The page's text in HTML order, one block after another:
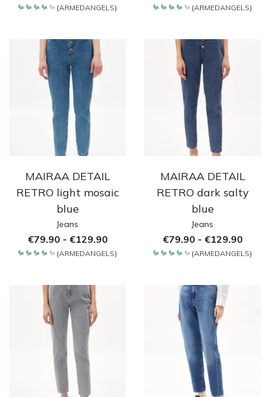
(ARMEDANGELS) (ARMEDANGELS)
MAIRAA DETAIL
RETRO light mosaic
blue
Jeans
€79.90 - €129.90
(ARMEDANGELS)
MAIRAA DETAIL
RETRO dark salty
blue
Jeans
€79.90 - €129.90
(ARMEDANGELS)